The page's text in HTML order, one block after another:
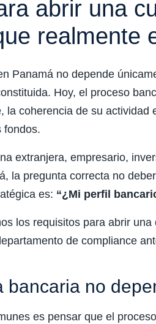
abrir una
realmente
Panamá no depende
Hoy, el proceso
la coherencia de su
fondos.
extranjera, empresario,
la pregunta correcta no
es: “¿Mi perfil
los requisitos para abrir
de compliance
bancaria no
es pensar que el